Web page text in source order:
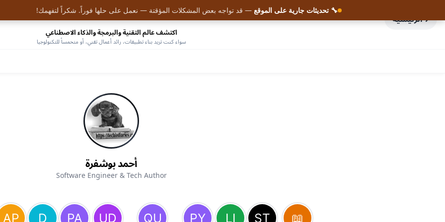
اكتشف عالم التقنية والبرمجة والذكاء الاصطناعي
سواء كنت تريد بناء تطبيقات، رائد أعمال تقني، أو متحمساً للتكنولوجيا
تفعيل الجرس أو الاشتراك
الرئيسية
أحمد بوشفرة
Software Engineer & Tech Author
🔧 تحديثات جارية على الموقع — قد تواجه بعض المشكلات المؤقتة — نعمل على حلها فوراً. شكراً لتفهمك!